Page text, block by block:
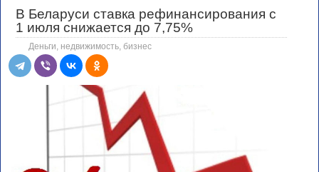
В Беларуси ставка рефинансирования с
1 июля снижается до 7,75%
Деньги, недвижимость, бизнес